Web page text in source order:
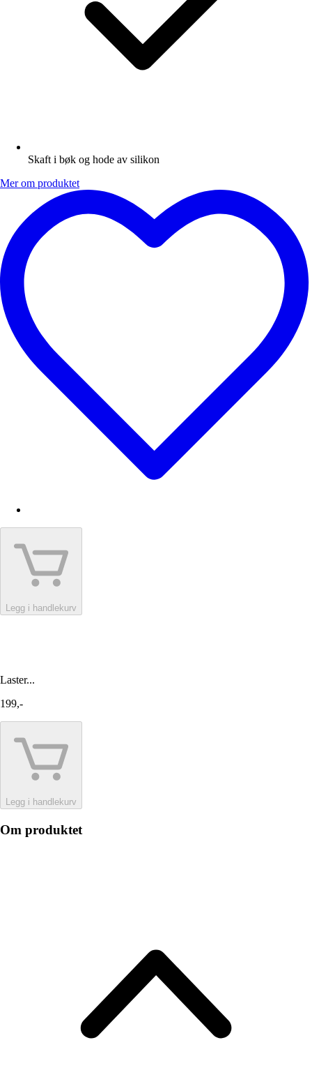
Skaft i bøk og hode av silikon
Mer om produktet
Legg i handlekurv
Laster...
199,-
Legg i handlekurv
Om produktet